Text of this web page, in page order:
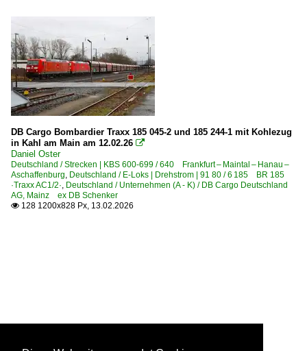
DB Cargo Bombardier Traxx 185 045-2 und 185 244-1 mit Kohlezug
in Kahl am Main am 12.02.26 
Daniel Oster
Deutschland / Strecken | KBS 600-699 / 640 Frankfurt – Maintal – Hanau –
Aschaffenburg, Deutschland / E-Loks | Drehstrom | 91 80 / 6 185 BR 185
·Traxx AC1/2·, Deutschland / Unternehmen (A - K) / DB Cargo Deutschland
AG, Mainz ex DB Schenker
 128 1200x828 Px, 13.02.2026